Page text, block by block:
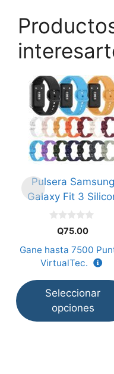
Pulsera Samsung
Galaxy Fit 3
5
Q75.00
Gane hasta 7500
VirtualTec.
Seleccionar
opciones
Este
producto
tiene
múltiples
variantes.
Las
pueden
la
página
producto